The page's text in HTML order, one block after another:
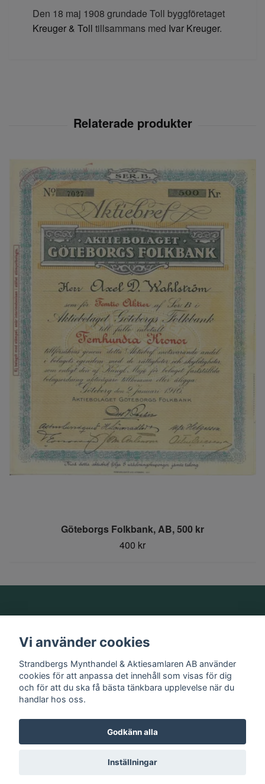
Den 18 maj 1908 grundade Toll byggföretaget
Kreuger & Toll tillsammans med Ivar Kreuger.
Göteborgs Folkbank, AB, 500 kr
400 kr
Information
Sociala medier
© 2026 Strandbergs Mynthandel & Aktiesamlaren AB
Vi använder cookies
Strandbergs Mynthandel & Aktiesamlaren AB använder
cookies för att anpassa det innehåll som visas för dig
och för att du ska få bästa tänkbara upplevelse när du
handlar hos oss.
Godkänn alla
Inställningar